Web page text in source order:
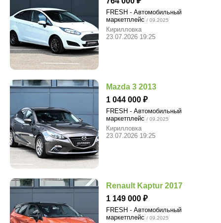
FRESH - Автомобильный
маркетплейс / 09.2025
Кирилловка
23.07.2026 19:25
Mazda 3 2013
1 044 000
FRESH - Автомобильный
маркетплейс / 09.2025
Кирилловка
23.07.2026 19:25
Renault Kaptur 2017
1 149 000
FRESH - Автомобильный
маркетплейс / 09.2025